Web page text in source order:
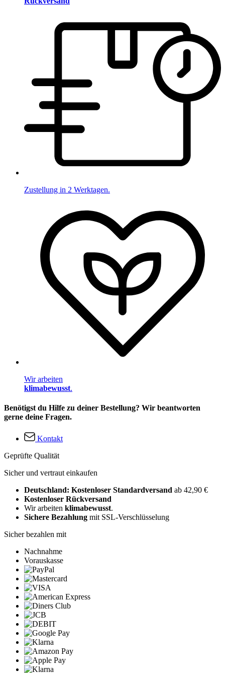
Zustellung in 2 Werktagen.
Wir arbeiten
klimabewusst.
Benötigst du Hilfe zu deiner Bestellung? Wir beantworten
gerne deine Fragen.
Kontakt
Geprüfte Qualität
Sicher und vertraut einkaufen
Deutschland: Kostenloser Standardversand ab 42,90 €
Kostenloser Rückversand
Wir arbeiten klimabewusst.
Sichere Bezahlung mit SSL-Verschlüsselung
Sicher bezahlen mit
Nachnahme
Vorauskasse